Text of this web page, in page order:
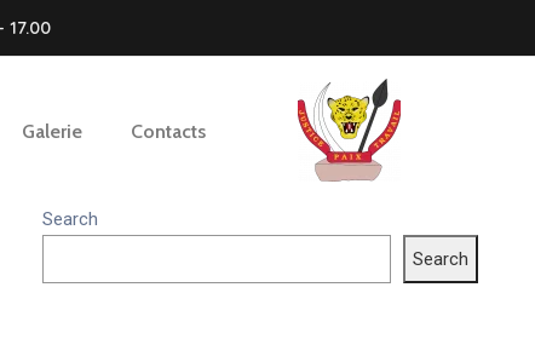
Galerie Contacts
Search
Search